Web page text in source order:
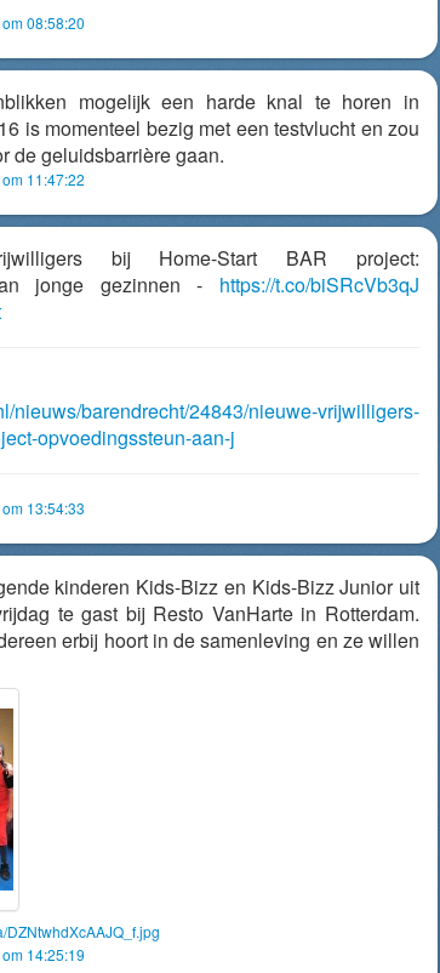
08:58:20
mogelijk een harde knal te horen in
is momenteel bezig met een testvlucht en zou
de geluidsbarrière gaan.
11:47:22
bij Home-Start BAR project:
jonge gezinnen - https://t.co/biSRcVb3qJ
nieuws/barendrecht/24843/nieuwe-vrijwilligers-
opvoedingssteun-aan-j
13:54:33
kinderen Kids-Bizz en Kids-Bizz Junior uit
te gast bij Resto VanHarte in Rotterdam.
erbij hoort in de samenleving en ze willen
DZNtwhdXcAAJQ_f.jpg
14:25:19